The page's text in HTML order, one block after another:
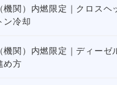
機関）内燃限定｜クロスヘ
ン冷却
機関）内燃限定｜ディーゼ
め方